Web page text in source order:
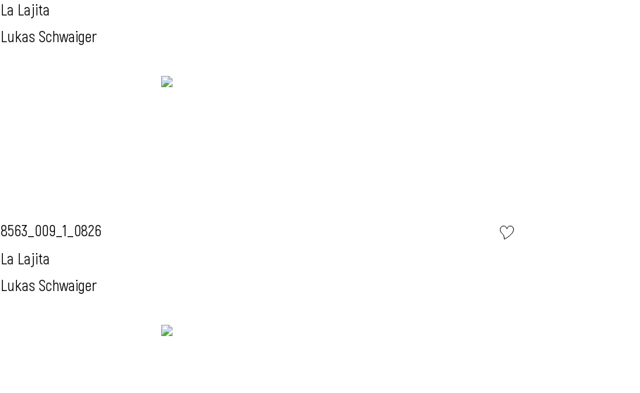
La Lajita
Lukas Schwaiger
8563_009_1_0826
La Lajita
Lukas Schwaiger